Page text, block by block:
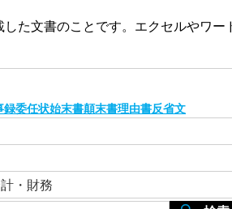
た文書のことです。エクセルやワー
録委任状始末書顛末書理由書反省文
・財務